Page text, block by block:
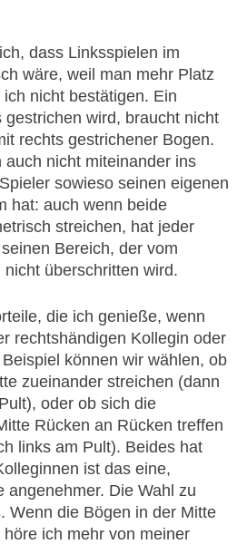
dass Linksspielen im
wäre, weil man mehr Platz
nicht bestätigen. Ein
gestrichen wird, braucht nicht
rechts gestrichener Bogen.
auch nicht miteinander ins
sowieso seinen eigenen
hat: auch wenn beide
streichen, hat jeder
Bereich, der vom
überschritten wird.
die ich genieße, wenn
rechtshändigen Kollegin oder
können wir wählen, ob
zueinander streichen (dann
oder ob sich die
Rücken an Rücken treffen
links am Pult). Beides hat
ist das eine,
angenehmer. Die Wahl zu
Wenn die Bögen in der Mitte
ich mehr von meiner